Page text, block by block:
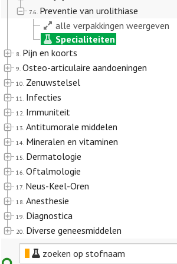
7.6. Preventie van urolithiase
alle verpakkingen weergeven
Specialiteiten
8. Pijn en koorts
9. Osteo-articulaire aandoeningen
10. Zenuwstelsel
11. Infecties
12. Immuniteit
13. Antitumorale middelen
14. Mineralen en vitaminen
15. Dermatologie
16. Oftalmologie
17. Neus-Keel-Oren
18. Anesthesie
19. Diagnostica
20. Diverse geneesmiddelen
zoeken op stofnaam